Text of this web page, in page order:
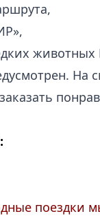
животных
На
поездки